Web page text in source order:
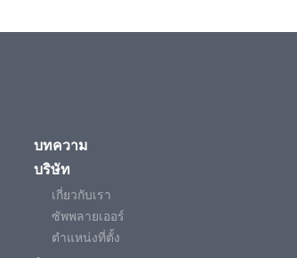
บทความ
บริษัท
เกี่ยวกับเรา
ซัพพลายเออร์
ตำแหน่งที่ตั้ง